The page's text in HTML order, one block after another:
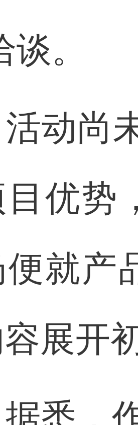
谈。
尚未
目优势
就产
展开
，作